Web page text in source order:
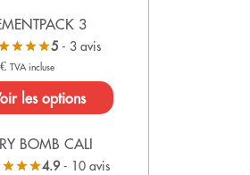
3
5 - 3 avis
€ TVA incluse
les options
BOMB CALI
4.9- 10 avis